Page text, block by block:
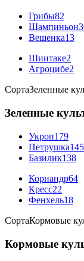
Грибы82
Шампиньон
Вешенка13
Шиитаке2
Агроцибе2
СортаЗеленные
Зеленные
Укроп179
Петрушка145
Базилик138
Кориандр64
Кресс22
Фенхель18
СортаКормовые
Кормовые